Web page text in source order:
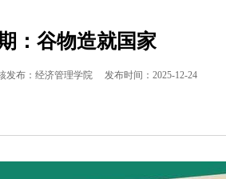
：谷物造就国家
发布：经济管理学院 发布时间：2025-12-24